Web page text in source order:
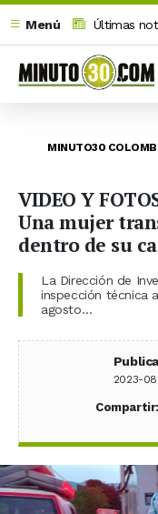
Menú
Últimas
MINUTO30
VIDEO Y
Una mujer
dentro de su
La Dirección de
inspección técnica
agosto…
2023-
Compartir: